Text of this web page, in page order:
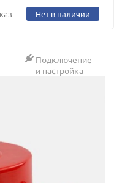
Нет в наличии
Подключение
и настройка